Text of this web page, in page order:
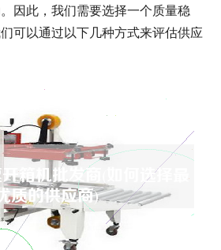
因此，我们需要选择一个质量稳
可以通过以下几种方式来评估供应